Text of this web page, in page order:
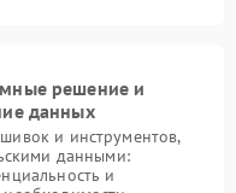
решение и
данных
и инструментов,
данными:
и